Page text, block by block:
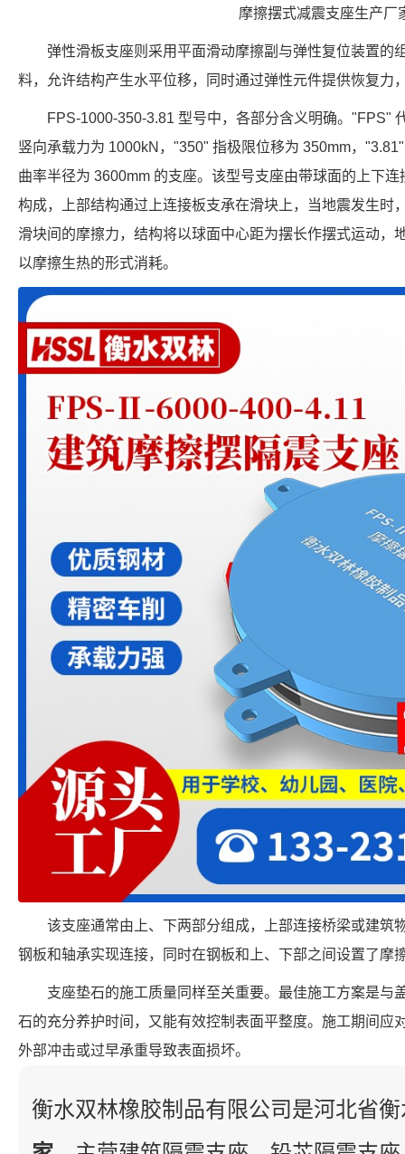
摩擦摆式减震支座生产厂
弹性滑板支座则采用平面滑动摩擦副与弹性复位装置的
料，允许结构产生水平位移，同时通过弹性元件提供恢复力
FPS-1000-350-3.81 型号中，各部分含义明确。"FPS"
竖向承载力为 1000kN，"350" 指极限位移为 350mm，
曲率半径为 3600mm 的支座。该型号支座由带球面的上下
构成，上部结构通过上连接板支承在滑块上，当地震发生时
滑块间的摩擦力，结构将以球面中心距为摆长作摆式运动，
以摩擦生热的形式消耗。
该支座通常由上、下两部分组成，上部连接桥梁或建筑
钢板和轴承实现连接，同时在钢板和上、下部之间设置了摩
支座垫石的施工质量同样至关重要。最佳施工方案是与
石的充分养护时间，又能有效控制表面平整度。施工期间应
外部冲击或过早承重导致表面损坏。
衡水双林橡胶制品有限公司是河北省